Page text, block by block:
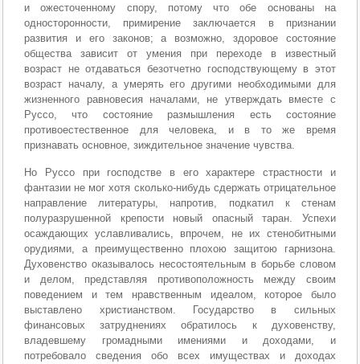
и ожесточенному спору, потому что обе основаны на
односторонности, примирение заключается в признании
развития и его законов; а возможно, здоровое состояние
общества зависит от умения при переходе в известный
возраст не отдаваться безотчетно господствующему в этот
возраст началу, а умерять его другими необходимыми для
жизненного равновесия началами, не утверждать вместе с
Руссо, что состояние размышления есть состояние
противоестественное для человека, и в то же время
признавать основное, зиждительное значение чувства.
Но Руссо при господстве в его характере страстности и
фантазии не мог хотя сколько-нибудь сдержать отрицательное
направление литературы, напротив, подкатил к стенам
полуразрушенной крепости новый опасный таран. Успехи
осаждающих уславливались, впрочем, не их стенобитными
орудиями, а преимущественно плохою защитою гарнизона.
Духовенство оказывалось несостоятельным в борьбе словом
и делом, представляя противоположность между своим
поведением и тем нравственным идеалом, которое было
выставлено христианством. Государство в сильных
финансовых затруднениях обратилось к духовенству,
владевшему громадными имениями и доходами, и
потребовало сведения обо всех имуществах и доходах